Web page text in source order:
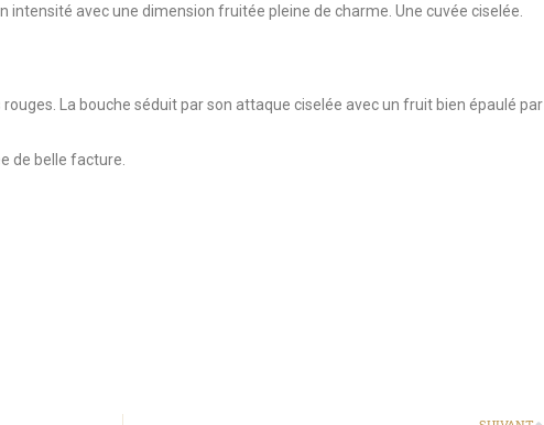
intensité avec une dimension fruitée pleine de charme. Une cuvée ciselée.
La bouche séduit par son attaque ciselée avec un fruit bien épaulé par
de belle facture.